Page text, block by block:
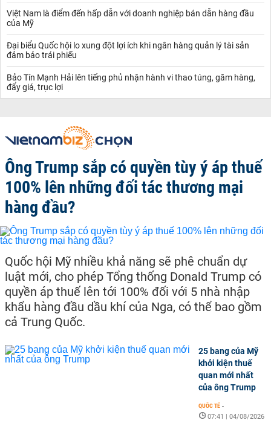
Việt Nam là điểm đến hấp dẫn với doanh nghiệp bán dẫn hàng đầu
của Mỹ
Đại biểu Quốc hội lo xung đột lợi ích khi ngân hàng quản lý tài sản
đảm bảo trái phiếu
Bảo Tín Mạnh Hải lên tiếng phủ nhận hành vi thao túng, găm hàng,
đẩy giá, trục lợi
Ông Trump sắp có quyền tùy ý áp thuế
100% lên những đối tác thương mại
hàng đầu?
Quốc hội Mỹ nhiều khả năng sẽ phê chuẩn dự
luật mới, cho phép Tổng thống Donald Trump có
quyền áp thuế lên tới 100% đối với 5 nhà nhập
khẩu hàng đầu dầu khí của Nga, có thể bao gồm
cả Trung Quốc.
25 bang của Mỹ
khởi kiện thuế
quan mới nhất
của ông Trump
QUỐC TẾ -
07:41 | 04/08/2026